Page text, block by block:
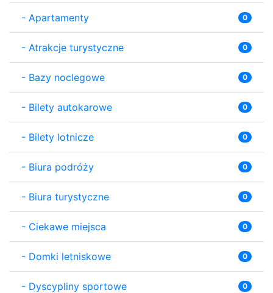
- Apartamenty 0
- Atrakcje turystyczne 0
- Bazy noclegowe 0
- Bilety autokarowe 0
- Bilety lotnicze 0
- Biura podróży 0
- Biura turystyczne 0
- Ciekawe miejsca 0
- Domki letniskowe 0
- Dyscypliny sportowe 0